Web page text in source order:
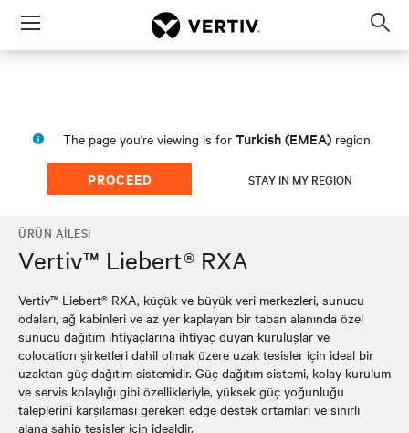
Menu
The page you're viewing is for Turkish (EMEA) region.
PROCEED STAY IN MY REGION
ÜRÜN AILESI
Vertiv™ Liebert® RXA
Vertiv™ Liebert® RXA, küçük ve büyük veri merkezleri, sunucu
odaları, ağ kabinleri ve az yer kaplayan bir taban alanında özel
sunucu dağıtım ihtiyaçlarına ihtiyaç duyan kuruluşlar ve
colocation şirketleri dahil olmak üzere uzak tesisler için ideal bir
uzaktan güç dağıtım sistemidir. Güç dağıtım sistemi, kolay kurulum
ve servis kolaylığı gibi özellikleriyle, yüksek güç yoğunluğu
taleplerini karşılaması gereken edge destek ortamları ve sınırlı
alana sahip tesisler için idealdir.